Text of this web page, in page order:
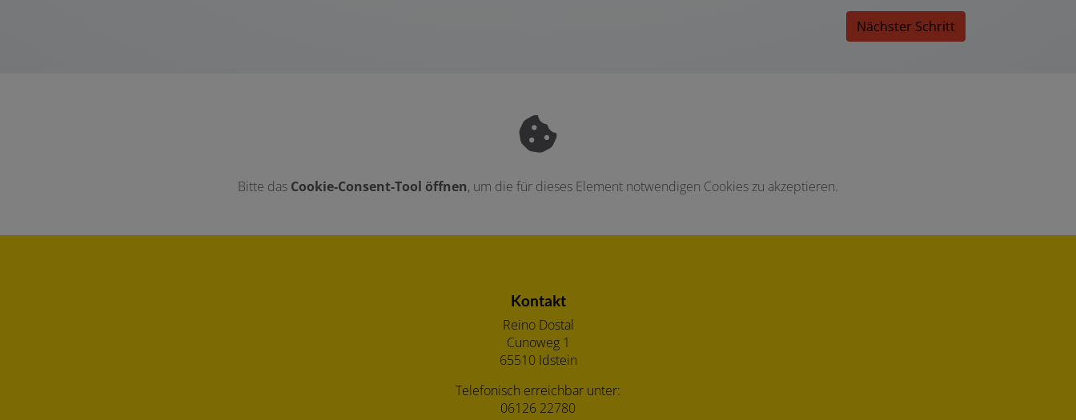
Nächster Schritt
Bitte das Cookie-Consent-Tool öffnen, um die für dieses Element notwendigen Cookies zu akzeptieren.
Kontakt
Reino Dostal
Cunoweg 1
65510 Idstein
Telefonisch erreichbar unter:
06126 22780